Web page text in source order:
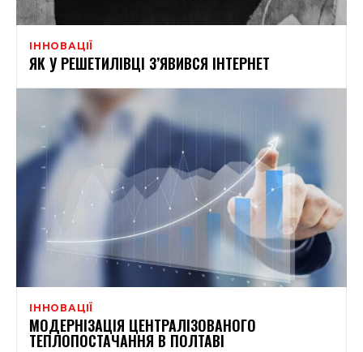
ІННОВАЦІЇ
ЯК У РЕШЕТИЛІВЦІ З’ЯВИВСЯ ІНТЕРНЕТ
ІННОВАЦІЇ
МОДЕРНІЗАЦІЯ ЦЕНТРАЛІЗОВАНОГО
ТЕПЛОПОСТАЧАННЯ В ПОЛТАВІ